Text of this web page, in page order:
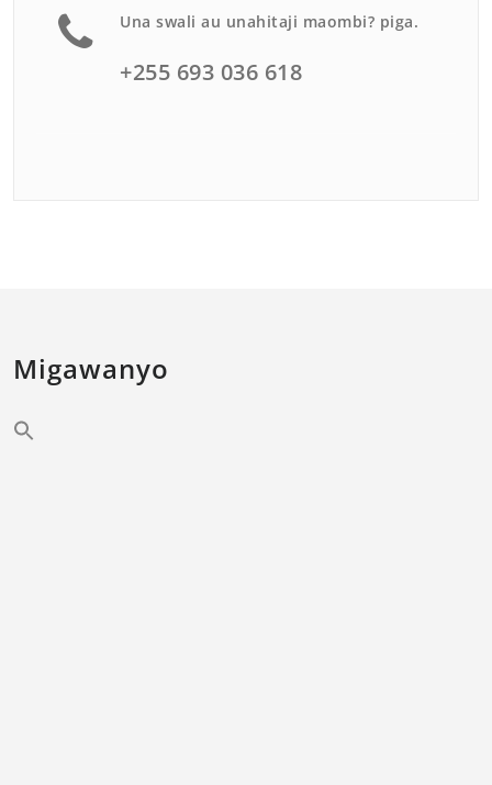
Una swali au unahitaji maombi? piga.
+255 693 036 618
Migawanyo